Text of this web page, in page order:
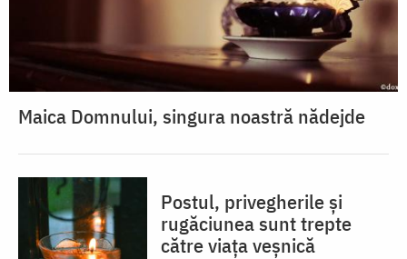
Maica Domnului, singura noastră nădejde
Postul, privegherile și
rugăciunea sunt trepte
către viața veșnică